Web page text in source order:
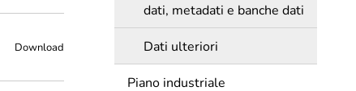
Download
dati, metadati e banche dati
Dati ulteriori
Piano industriale